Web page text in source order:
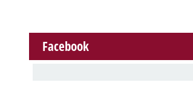
Facebook